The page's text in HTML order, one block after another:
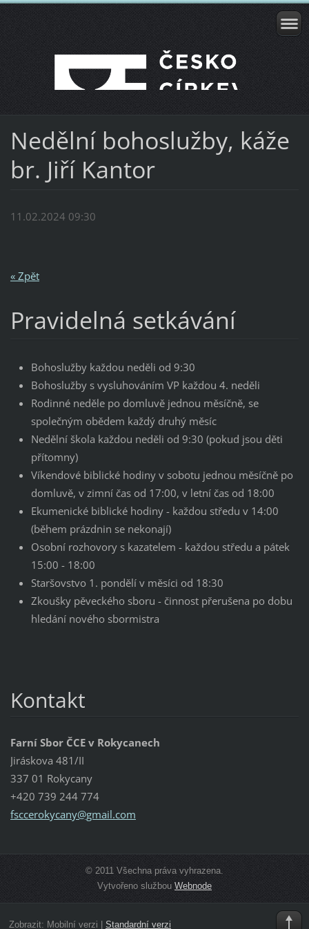
Nedělní bohoslužby, káže
br. Jiří Kantor
11.02.2024 09:30
« Zpět
Pravidelná setkávání
Bohoslužby každou neděli od 9:30
Bohoslužby s vysluhováním VP každou 4. neděli
Rodinné neděle po domluvě jednou měsíčně, se
společným obědem každý druhý měsíc
Nedělní škola každou neděli od 9:30 (pokud jsou děti
přítomny)
Víkendové biblické hodiny v sobotu jednou měsíčně po
domluvě, v zimní čas od 17:00, v letní čas od 18:00
Ekumenické biblické hodiny - každou středu v 14:00
(během prázdnin se nekonají)
Osobní rozhovory s kazatelem - každou středu a pátek
15:00 - 18:00
Staršovstvo 1. pondělí v měsíci od 18:30
Zkoušky pěveckého sboru - činnost přerušena po dobu
hledání nového sbormistra
Kontakt
Farní Sbor ČCE v Rokycanech
Jiráskova 481/II
337 01 Rokycany
+420 739 244 774
fsccerokycany@gmail.com
© 2011 Všechna práva vyhrazena.
Vytvořeno službou Webnode
Zobrazit: Mobilní verzi Standardní verzi